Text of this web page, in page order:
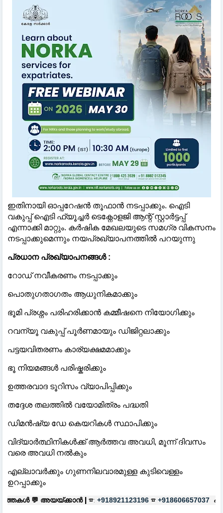
ഇതിനായി ഓപ്പറേഷൻ തൂഫാൻ നടപ്പാക്കും. ഐടി
വകുപ്പ് ഐടി ഫ്യൂച്ചർ ടെക്നോളജി ആന്റ് സ്റ്റാർട്ടപ്പ്
എന്നാക്കി മാറ്റും. കർഷിക മേഖലയുടെ സമ​ഗ്ര വികസനം
നടപ്പാക്കുമെന്നും നയപ്രഖ്യാപനത്തിൽ പറയുന്നു
പ്രധാന പ്രഖ്യാപനങ്ങൾ :
റോഡ് നവീകരണം നടപ്പാക്കും
പൊതു​ഗതാ​ഗതം ആധുനികമാക്കും
ഭൂമി പ്രശ്നം പരിഹരിക്കാൻ കമ്മീഷനെ നിയോ​ഗിക്കും
റവന്യൂ വകുപ്പ് പൂർണമായും ഡിജിറ്റലാക്കും
പട്ടയവിതരണം കാര്യക്ഷമമാക്കും
ഭൂ നിയമങ്ങൾ പരിഷ്കരിക്കും
ഉത്തരവാദ ടൂറിസം വ്യാപിപ്പിക്കും
തദ്ദേശ തലത്തിൽ വയോമിത്രം പദ്ധതി
ഡിമൻഷ്യ ഡേ കെയറികൾ സ്ഥാപിക്കും
വിദ്യാർത്ഥിനികൾക്ക് ആർത്തവ അവധി, മൂന്ന് ദിവസം
വരെ അവധി നൽകും
എല്ലാവർക്കും ​ഗുണനിലവാരമുള്ള കുടിവെള്ളം
ഉറപ്പാക്കും
| ☎: +918921123196 ☎ +918606657037 പരസ്യങ്ങൾക്ക് |